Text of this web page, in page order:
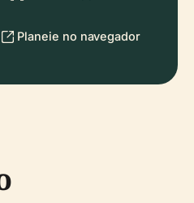
Planeie no navegador